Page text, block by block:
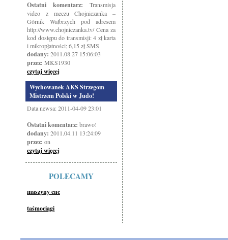
Ostatni komentarz: Transmisja
video z meczu Chojniczanka –
Górnik Wałbrzych pod adresem
http://www.chojniczanka.tv/ Cena za
kod dostępu do transmisji: 4 zł karta
i mikropłatności; 6,15 zł SMS
dodany: 2011.08.27 15:06:03
przez: MKS1930
czytaj więcej
Wychowanek AKS Strzegom
Mistrzem Polski w Judo!
Data newsa: 2011-04-09 23:01
Ostatni komentarz: brawo!
dodany: 2011.04.11 13:24:09
przez: on
czytaj więcej
POLECAMY
maszyny cnc
taśmociągi